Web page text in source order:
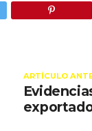
ARTÍCULO